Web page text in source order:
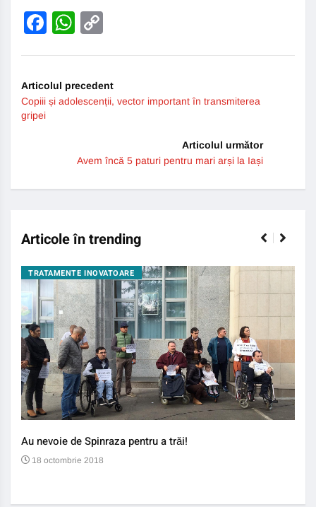
Facebook
WhatsApp
Articolul precedent
Copiii și adolescenții, vector important în transmiterea
gripei
Articolul următor
Avem încă 5 paturi pentru mari arși la Iași
Articole în trending
TRATAMENTE INOVATOARE
Au nevoie de Spinraza pentru a trăi!
18 octombrie 2018